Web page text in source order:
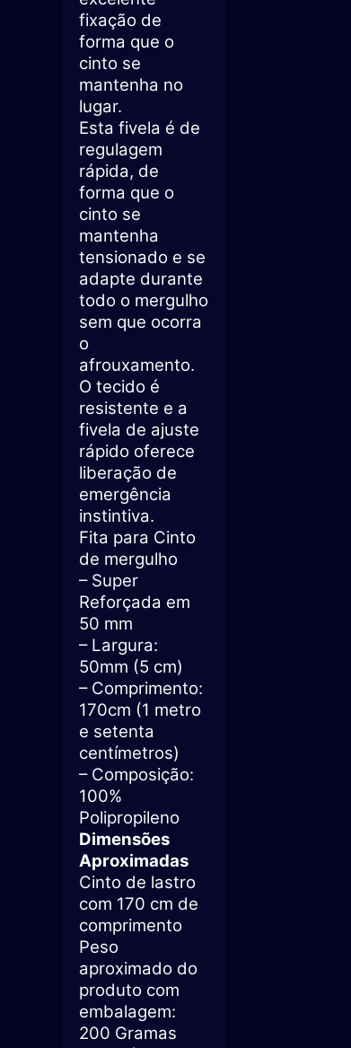
fixação de
forma que o
cinto se
mantenha no
lugar.
Esta fivela é de
regulagem
rápida, de
forma que o
cinto se
mantenha
tensionado e se
adapte durante
todo o mergulho
sem que ocorra
o
afrouxamento.
O tecido é
resistente e a
fivela de ajuste
rápido oferece
liberação de
emergência
instintiva.
Fita para Cinto
de mergulho
– Super
Reforçada em
50 mm
– Largura:
50mm (5 cm)
– Comprimento:
170cm (1 metro
e setenta
centímetros)
– Composição:
100%
Polipropileno
Dimensões
Aproximadas
Cinto de lastro
com 170 cm de
comprimento
Peso
aproximado do
produto com
embalagem:
200 Gramas